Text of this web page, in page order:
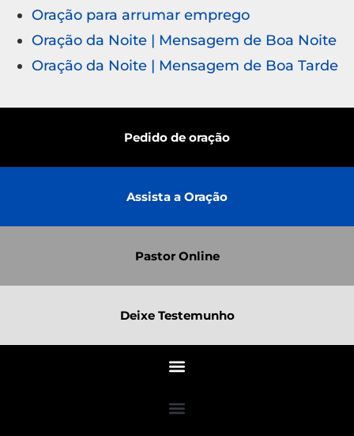
Oração para arrumar emprego
Oração da Noite | Mensagem de Boa Noite
Oração da Noite | Mensagem de Boa Tarde
Pedido de oração
Assista a Oração
Pastor Online
Deixe Testemunho